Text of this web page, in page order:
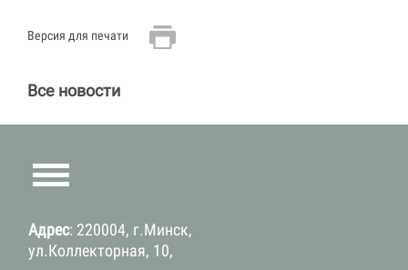
Версия для печати
Все новости
Адрес: 220004, г.Минск,
ул.Коллекторная, 10,